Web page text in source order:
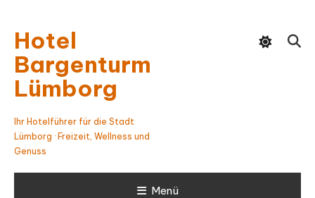
Content
Hotel
Bargenturm
Lümborg
Ihr Hotelführer für die Stadt
Lümborg · Freizeit, Wellness und
Genuss
Menü